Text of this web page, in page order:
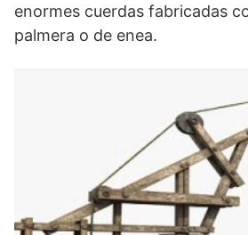
enormes cuerdas fabricadas
palmera o de enea.